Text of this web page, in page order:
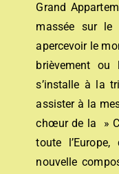
Grand
massée sur le
apercevoir le
brièvement
s’installe à la
assister à la
chœur de la »
toute
nouvelle